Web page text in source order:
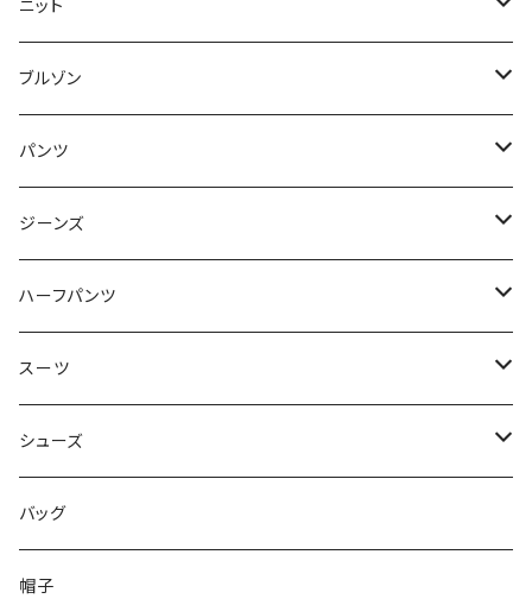
50/XL～
48/L
50/XL～
46/M
48/L
50/XL～
～44/S
46/M
48/L
50/XL～
ニット
～44/S
46/M
48/L
50/XL～
ブルゾン
～44/S
46/M
48/L
50/XL～
パンツ
～44/S
46/M
48/L
50/XL～
ジーンズ
～44/S
46/M
48/L
50/XL～
ハーフパンツ
～44/S
46/M
48/L
50/XL～
スーツ
～44/S
46/M
48/L
シューズ
～25.5cm
26cm～
バッグ
帽子